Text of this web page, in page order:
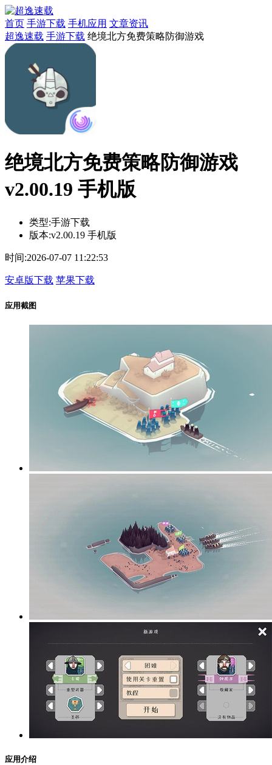
首页 手游下载 手机应用 文章资讯
超逸速载 手游下载 绝境北方免费策略防御游戏
绝境北方免费策略防御游戏
v2.00.19 手机版
类型:手游下载
版本:v2.00.19 手机版
时间:2026-07-07 11:22:53
安卓版下载 苹果下载
应用截图
应用介绍